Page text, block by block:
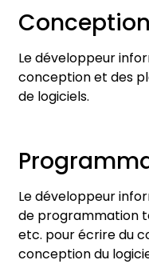
Le développeur
conception et des
de logiciels.
Le développeur
de programmation
etc. pour écrire du
conception du